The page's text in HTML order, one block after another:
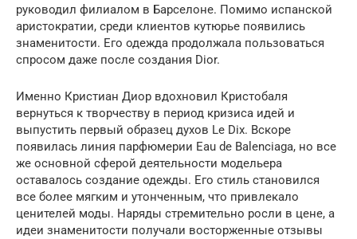
руководил филиалом в Барселоне. Помимо испанской
аристократии, среди клиентов кутюрье появились
знаменитости. Его одежда продолжала пользоваться
спросом даже после создания Dior.
Именно Кристиан Диор вдохновил Кристобаля
вернуться к творчеству в период кризиса идей и
выпустить первый образец духов Le Dix. Вскоре
появилась линия парфюмерии Eau de Balenciaga, но все
же основной сферой деятельности модельера
оставалось создание одежды. Его стиль становился
все более мягким и утонченным, что привлекало
ценителей моды. Наряды стремительно росли в цене, а
идеи знаменитости получали восторженные отзывы